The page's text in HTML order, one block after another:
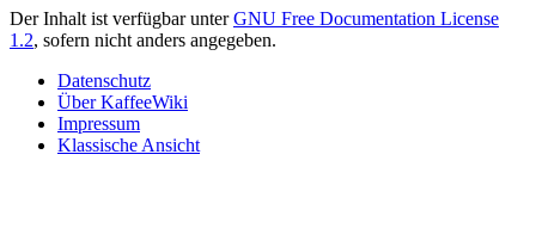
Der Inhalt ist verfügbar unterGNU Free Documentation License
1.2, sofern nicht anders angegeben.
Datenschutz
Über KaffeeWiki
Impressum
Klassische Ansicht